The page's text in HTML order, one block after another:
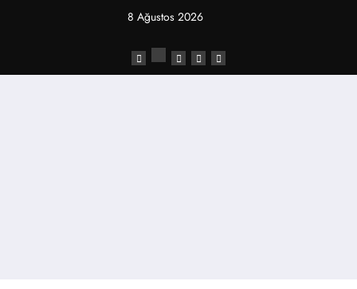
8 Ağustos 2026